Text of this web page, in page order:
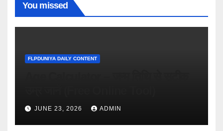
You missed
FLPDUNIYA DAILY CONTENT
JUNE 23, 2026 ADMIN